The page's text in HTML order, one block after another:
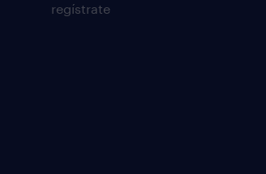
regístrate